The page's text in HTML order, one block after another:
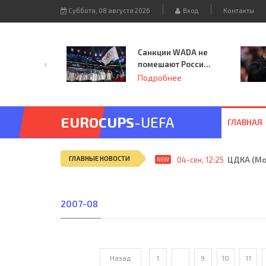
Суббота, 08 августа 2026 Вход Контакты
Санкции WADA не
помешают России
принять
Подробнее
EUROCUPS-UEFA ГЛАВНАЯ
ГЛАВНЫЕ НОВОСТИ NEW 04-сен, 12:25 ЦДКА
2007-08
Назад 1 9 10 11